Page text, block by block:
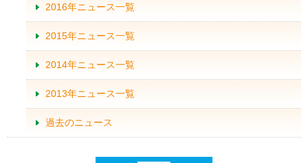
2016年ニュース一覧
2015年ニュース一覧
2014年ニュース一覧
2013年ニュース一覧
過去のニュース